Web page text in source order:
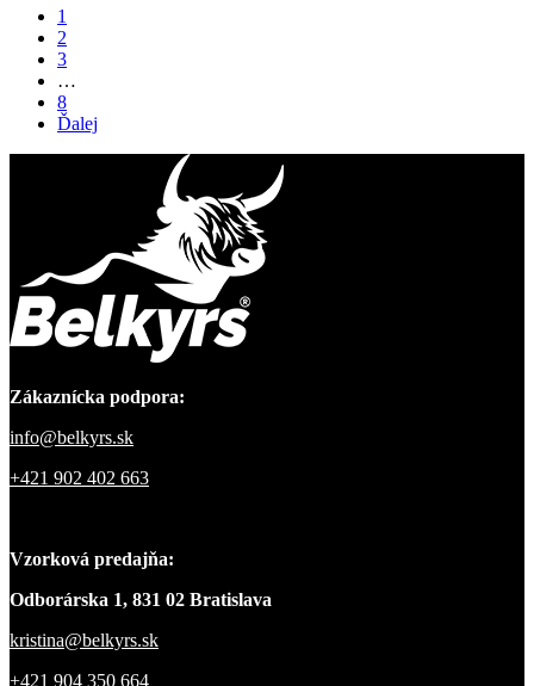
1
2
3
…
8
Ďalej
Zákaznícka podpora:
info@belkyrs.sk
+421 902 402 663
Vzorková predajňa:
Odborárska 1, 831 02 Bratislava
kristina@belkyrs.sk
+421 904 350 664